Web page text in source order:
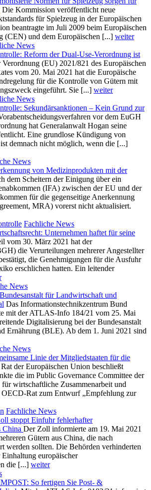
Die Kommission veröffentlicht neue
für Spielzeug in der Europäischen
beantragte im Juli 2009 beim Europäischen
(CEN) und dem Europäischen [...] weiter
News
Reform der Dual-Use-Verordnung ist
(EU) 2021/821 des Europäischen
vom 20. Mai 2021 hat die Europäische
für die Kontrolle von Gütern mit
eingeführt. Sie [...] weiter
News
Sekundärsanktionen – Kein Grund zur
vor dem EuGH
hat Generalanwalt Hogan seine
Eine grundlose Kündigung von
demnach nicht möglich, wenn die [...]
News
von Medizinprodukten mit der
dem Scheitern der Einigung über ein
(IFA) zwischen der EU und der
für die gegenseitige Anerkennung
MRA) vorerst nicht aktualisiert.
Fachliche News
Unternehmen haftet für seine
vom 30. März 2021 hat der
die Verurteilungen mehrerer Angestellter
die Genehmigungen für die Ausfuhr
erschlichen hatten. Ein leitender
News
für Landwirtschaft und
Das Informationstechnikzentrum Bund
mit der ATLAS-Info 184/21 vom 25. Mai
Digitalisierung bei der Bundesanstalt
Ernährung (BLE). Ab dem 1. Juni 2021 sind
News
Linie der Mitgliedstaaten für die
der Europäischen Union beschließt
die im Public Governance Committee der
wirtschaftliche Zusammenarbeit und
Rat zum Entwurf „Empfehlung zur
Fachliche News
stoppt Einfuhr fehlerhafter
China Der Zoll informierte am 19. Mai 2021
Gütern aus China, die nach
werden sollten. Die Behörden verhinderten
europäischer
die [...] weiter
So fertigen Sie Post- &